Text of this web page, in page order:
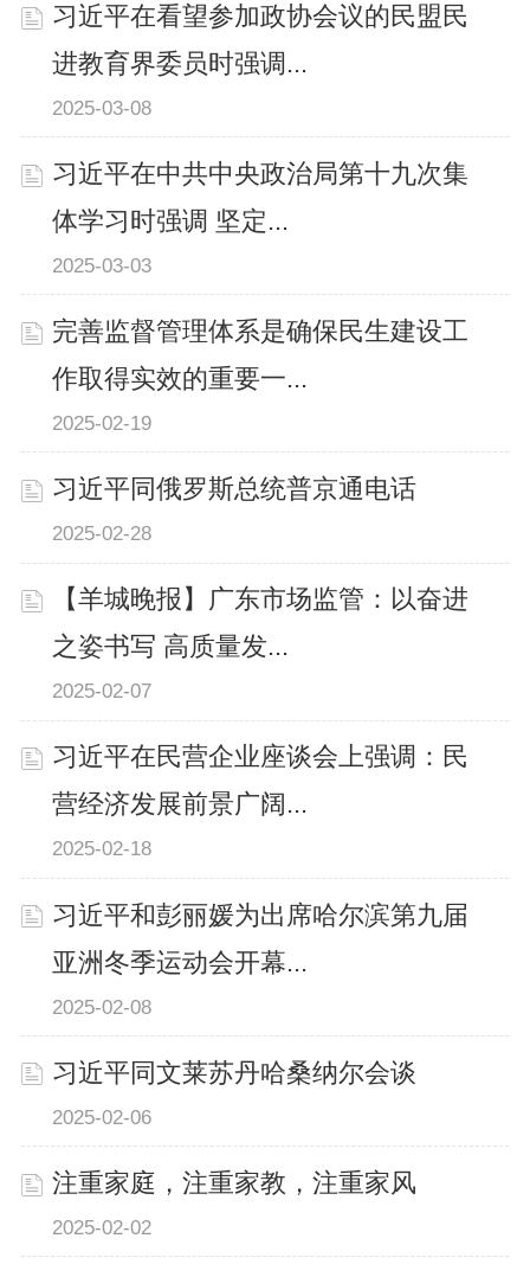
习近平在看望参加政协会议的民盟民
进教育界委员时强调...
2025-03-08
习近平在中共中央政治局第十九次集
体学习时强调 坚定...
2025-03-03
完善监督管理体系是确保民生建设工
作取得实效的重要一...
2025-02-19
习近平同俄罗斯总统普京通电话
2025-02-28
【羊城晚报】广东市场监管：以奋进
之姿书写 高质量发...
2025-02-07
习近平在民营企业座谈会上强调：民
营经济发展前景广阔...
2025-02-18
习近平和彭丽媛为出席哈尔滨第九届
亚洲冬季运动会开幕...
2025-02-08
习近平同文莱苏丹哈桑纳尔会谈
2025-02-06
注重家庭，注重家教，注重家风
2025-02-02